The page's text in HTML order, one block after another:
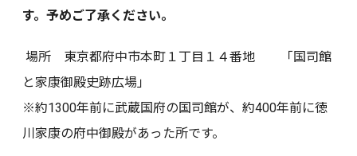
す。予めご了承ください。
場所 東京都府中市本町１丁目１４番地 「 国司館
と家康御殿史跡広場」
※約1300年前に武蔵国府の国司館が、約400年前に徳
川家康の府中御殿があった所です。